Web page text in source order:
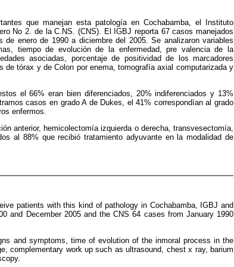
que manejan esta patología en Cochabamba, el Instituto
No 2. de la C.NS. (CNS). El IGBJ reporta 67 casos manejados
enero de 1990 a diciembre del 2005. Se analizaron variables
tiempo de evolución de la enfermedad, pre valencia de la
asociadas, porcentaje de positividad de los marcadores
tórax y de Colon por enema, tomografía axial computarizada y
el 66% eran bien diferenciados, 20% indiferenciados y 13%
casos en grado A de Dukes, el 41% correspondían al grado
enfermos.
anterior, hemicolectomía izquierda o derecha, transvesectomía,
al 88% que recibió tratamiento adyuvante en la modalidad de
patients with this kind of pathology in Cochabamba, IGBJ and
and December 2005 and the CNS 64 cases from January 1990
and symptoms, time of evolution of the inmoral process in the
complementary work up such as ultrasound, chest x ray, barium